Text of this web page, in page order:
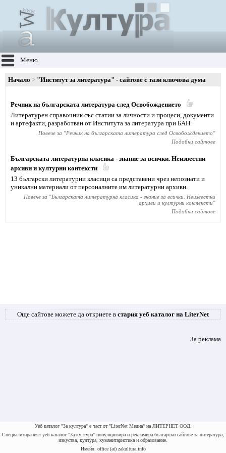
Меню
Начало "Институт за литература" - сайтове с тази ключова дума
Речник на българската литература след Освобождението
Литературен справочник със статии за личности и процеси, документи
и артефакти, разработван от Института за литература при БАН.
Повече за "Речник на българската литература след Освобождението"
Подобни сайтове
Българската литературна класика - знание за всички. Неизвестни
архиви и културни контексти
13 български литературни класици са представени чрез непознати и
уникални материали от персоналните им литературни архиви.
Повече за "Българската литературна класика - знание за всички. Неизвестни
архиви и културни контексти"
Подобни сайтове
Още сайтове можете да откриете в стария уеб каталог на LiterNet
За реклама
Уеб каталог "За култура" е част от "LiterNet Медиа" на ЛИТЕРНЕТ ООД.
Специализираният уеб каталог "За култура" популяризира и рекламира български сайтове за литература,
изкуства, култура, хуманитаристика и образование.
Имейл: office (at) zakultura.info